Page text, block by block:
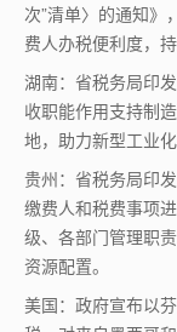
次”清单〉的通知》
费人办税便利度，
湖南：省税务局印
收职能作用支持制
地，助力新型工业化
贵州：省税务局印
缴费人和税费事项
级、各部门管理职
资源配置。
美国：政府宣布以